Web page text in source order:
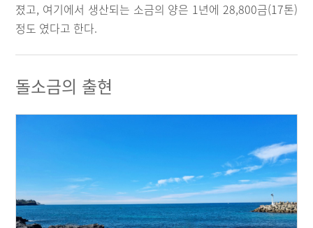
졌고, 여기에서 생산되는 소금의 양은 1년에 28,800금(17톤)
정도 였다고 한다.
돌소금의 출현